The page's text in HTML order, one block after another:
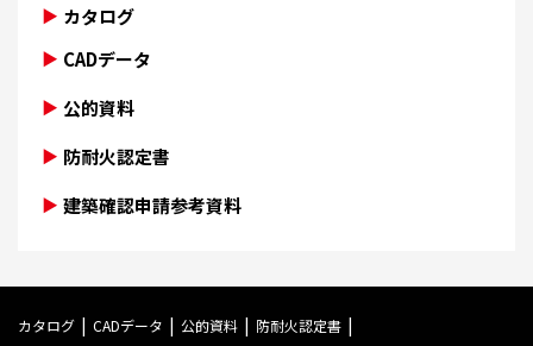
カタログ
CADデータ
公的資料
防耐火認定書
建築確認申請参考資料
カタログ CADデータ 公的資料 防耐火認定書